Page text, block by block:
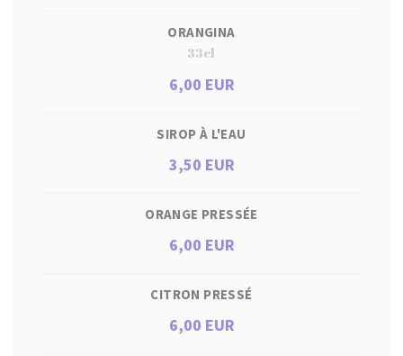
ORANGINA
33cl
6,00 EUR
SIROP À L'EAU
3,50 EUR
ORANGE PRESSÉE
6,00 EUR
CITRON PRESSÉ
6,00 EUR